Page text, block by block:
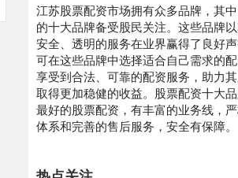
江苏股票配资市场拥有众多品牌，其
的十大品牌备受股民关注。这些品牌以
安全、透明的服务在业界赢得了良好
可在这些品牌中选择适合自己需求的配
享受到合法、可靠的配资服务，助力
取得更加稳健的收益。股票配资十大
最好的股票配资，有丰富的业务线，
体系和完善的售后服务，安全有保障。